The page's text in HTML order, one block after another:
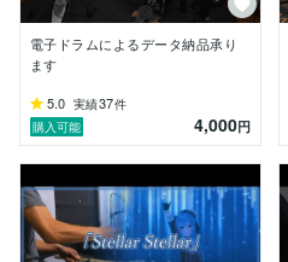
電子ドラムによるデータ納品承り
ます
5.0 実績37件
購入可能
4,000円